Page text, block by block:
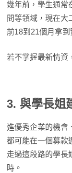
幾年前，學生通常
問等領域，現在大
前18到21個月拿到
若不掌握最新情資
3. 與學長姐
進優秀企業的機會
都可能在一個募款
走過這段路的學長
時。